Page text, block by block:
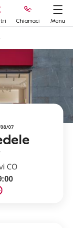
Chiamaci
Menu
07
CO